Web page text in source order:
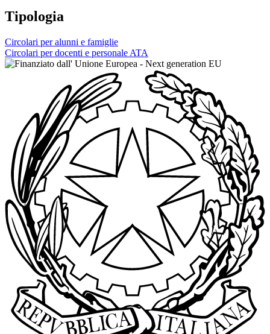
Tipologia
Circolari per alunni e famiglie
Circolari per docenti e personale ATA